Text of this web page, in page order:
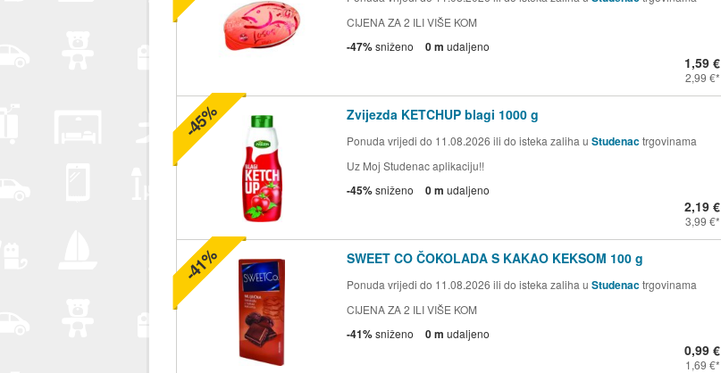
CIJENA ZA 2 ILI VIŠE KOM
-47%sniženo 0 m udaljeno
1,59 €
2,99 €
Zvijezda KETCHUP blagi 1000 g
Ponuda vrijedi do 11.08.2026 ili do isteka zaliha u Studenactrgovinama
Uz Moj Studenac aplikaciju!!
-45%sniženo 0 m udaljeno
2,19 €
3,99 €
-45%
SWEET CO ČOKOLADA S KAKAO KEKSOM 100 g
Ponuda vrijedi do 11.08.2026 ili do isteka zaliha u Studenactrgovinama
CIJENA ZA 2 ILI VIŠE KOM
-41%sniženo 0 m udaljeno
0,99 €
1,69 €
-41%